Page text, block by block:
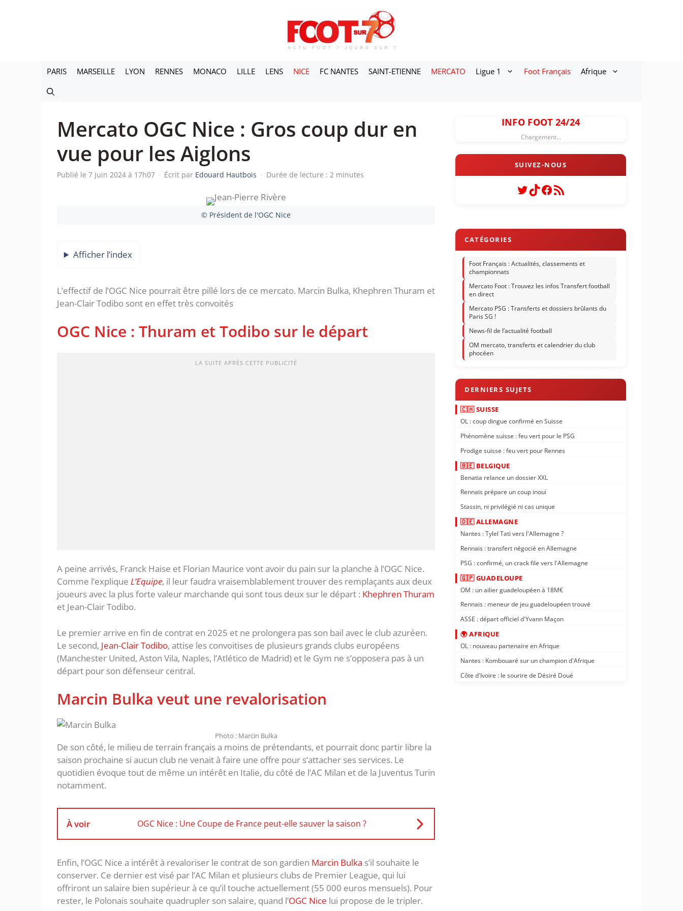
PARIS MARSEILLE LYON RENNES MONACO LILLE LENS NICE FC NANTES SAINT-ETIENNE MERCATO Ligue 1 Foot Français Afrique
Mercato OGC Nice : Gros coup dur en
vue pour les Aiglons
Publié le 7 juin 2024 à 17h07 · Écrit par Edouard Hautbois · Durée de lecture : 2 minutes
© Président de l'OGC Nice
Afficher l’index
L’effectif de l’OGC Nice pourrait être pillé lors de ce mercato. Marcin Bulka, Khephren Thuram et
Jean-Clair Todibo sont en effet très convoités
OGC Nice : Thuram et Todibo sur le départ
LA SUITE APRÈS CETTE PUBLICITÉ
A peine arrivés, Franck Haise et Florian Maurice vont avoir du pain sur la planche à l’OGC Nice.
Comme l’explique L’Equipe, il leur faudra vraisemblablement trouver des remplaçants aux deux
joueurs avec la plus forte valeur marchande qui sont tous deux sur le départ : Khephren Thuram
et Jean-Clair Todibo.
Le premier arrive en fin de contrat en 2025 et ne prolongera pas son bail avec le club azuréen.
Le second, Jean-Clair Todibo, attise les convoitises de plusieurs grands clubs européens
(Manchester United, Aston Vila, Naples, l’Atlético de Madrid) et le Gym ne s’opposera pas à un
départ pour son défenseur central.
Marcin Bulka veut une revalorisation
Photo : Marcin Bulka
De son côté, le milieu de terrain français a moins de prétendants, et pourrait donc partir libre la
saison prochaine si aucun club ne venait à faire une offre pour s’attacher ses services. Le
quotidien évoque tout de même un intérêt en Italie, du côté de l’AC Milan et de la Juventus Turin
notamment.
À voir OGC Nice : Une Coupe de France peut-elle sauver la saison ?
Enfin, l’OGC Nice a intérêt à revaloriser le contrat de son gardien Marcin Bulka s’il souhaite le
conserver. Ce dernier est visé par l’AC Milan et plusieurs clubs de Premier League, qui lui
offriront un salaire bien supérieur à ce qu’il touche actuellement (55 000 euros mensuels). Pour
rester, le Polonais souhaite quadrupler son salaire, quand l’OGC Nice lui propose de le tripler.
INFO FOOT 24/24
Chargement...
Twitter
TikTok
Facebook
Flux RSS
Foot Français : Actualités, classements et
championnats
Mercato Foot : Trouvez les infos Transfert football
en direct
Mercato PSG : Transferts et dossiers brûlants du
Paris SG !
News-fil de l’actualité football
OM mercato, transferts et calendrier du club
phocéen
🇨🇭 SUISSE
OL : coup dingue confirmé en Suisse
Phénomène suisse : feu vert pour le PSG
Prodige suisse : feu vert pour Rennes
🇧🇪 BELGIQUE
Benatia relance un dossier XXL
Rennais prépare un coup inouï
Stassin, ni privilégié ni cas unique
🇩🇪 ALLEMAGNE
Nantes : Tylel Tati vers l'Allemagne ?
Rennais : transfert négocié en Allemagne
PSG : confirmé, un crack file vers l'Allemagne
🇬🇵 GUADELOUPE
OM : un ailier guadeloupéen à 18M€
Rennais : meneur de jeu guadeloupéen trouvé
ASSE : départ officiel d'Yvann Maçon
🌍 AFRIQUE
OL : nouveau partenaire en Afrique
Nantes : Kombouaré sur un champion d'Afrique
Côte d'Ivoire : le sourire de Désiré Doué